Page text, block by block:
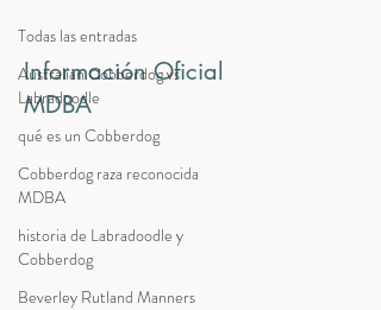
Todas las entradas
Australian Cobberdog vs
Labradoodle
qué es un Cobberdog
Cobberdog raza reconocida
MDBA
historia de Labradoodle y
Cobberdog
Beverley Rutland Manners
Información Oficial
MDBA